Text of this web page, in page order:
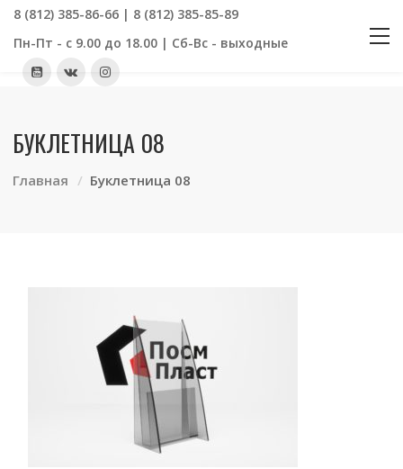
8 (812) 385-86-66 | 8 (812) 385-85-89
Пн-Пт - с 9.00 до 18.00 | Сб-Вс - выходные
БУКЛЕТНИЦА 08
Главная Буклетница 08